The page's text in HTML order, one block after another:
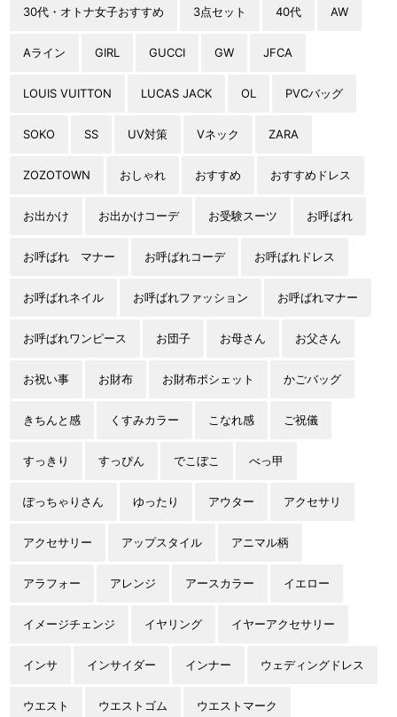
30代・オトナ女子おすすめ 3点セット 40代 AW
Aライン GIRL GUCCI GW JFCA
LOUIS VUITTON LUCAS JACK OL PVCバッグ
SOKO SS UV対策 Vネック ZARA
ZOZOTOWN おしゃれ おすすめ おすすめドレス
お出かけ お出かけコーデ お受験スーツ お呼ばれ
お呼ばれ マナー お呼ばれコーデ お呼ばれドレス
お呼ばれネイル お呼ばれファッション お呼ばれマナー
お呼ばれワンピース お団子 お母さん お父さん
お祝い事 お財布 お財布ポシェット かごバッグ
きちんと感 くすみカラー こなれ感 ご祝儀
すっきり すっぴん でこぼこ べっ甲
ぽっちゃりさん ゆったり アウター アクセサリ
アクセサリー アップスタイル アニマル柄
アラフォー アレンジ アースカラー イエロー
イメージチェンジ イヤリング イヤーアクセサリー
インサ インサイダー インナー ウェディングドレス
ウエスト ウエストゴム ウエストマーク